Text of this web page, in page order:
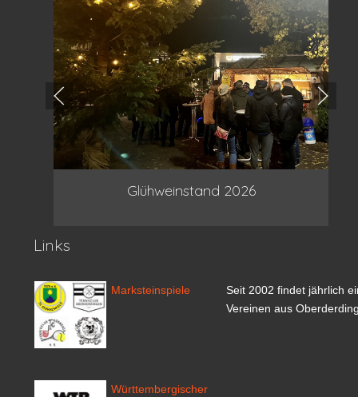
Glühweinstand 2026
Links
Marksteinspiele
Seit 2002 findet jährlich
Vereinen aus
Württembergischer